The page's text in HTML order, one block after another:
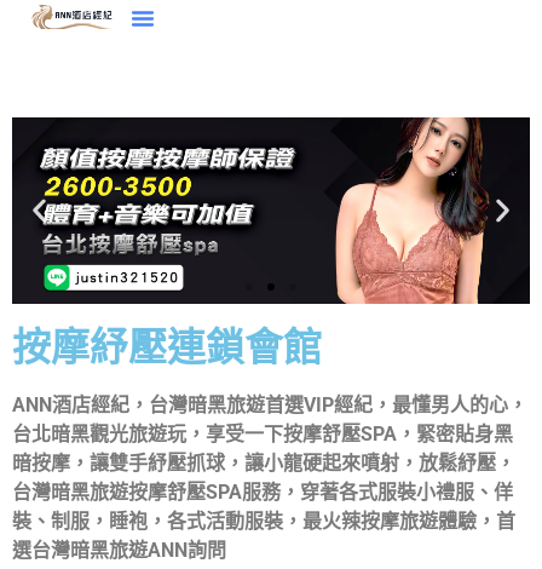
按摩紓壓連鎖會館
ANN酒店經紀，台灣暗黑旅遊首選VIP經紀，最懂男人的心，
台北暗黑觀光旅遊玩，享受一下按摩舒壓SPA，緊密貼身黑
暗按摩，讓雙手紓壓抓球，讓小龍硬起來噴射，放鬆紓壓，
台灣暗黑旅遊按摩舒壓SPA服務，穿著各式服裝小禮服、佯
裝、制服，睡袍，各式活動服裝，最火辣按摩旅遊體驗，首
選台灣暗黑旅遊ANN詢問